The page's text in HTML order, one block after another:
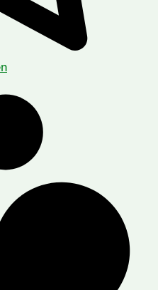
Stoomvaart-
Holland-Amerika
Holland Amerika Lijn (per
B.V., per 1977 Holland
Trust.